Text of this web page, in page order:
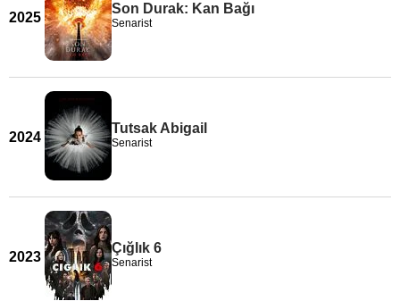
2025
Son Durak: Kan Bağı
Senarist
2024
Tutsak Abigail
Senarist
2023
Çığlık 6
Senarist